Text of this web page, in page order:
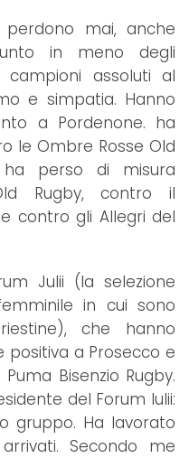
mai, anche
in meno degli
assoluti al
e simpatia. Hanno
a Pordenone. ha
le Ombre Rosse Old
ha perso di misura
Rugby, contro il
contro gli Allegri del
Julii (la selezione
in cui sono
che hanno
a Prosecco e
Bisenzio Rugby.
del Forum Iulii:
gruppo. Ha lavorato
Secondo me